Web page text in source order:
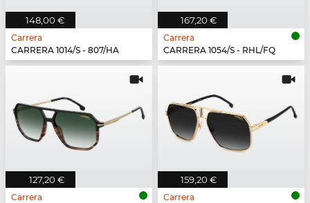
148,00 €
Carrera
CARRERA 1014/S - 807/HA
167,20 €
Carrera
CARRERA 1054/S - RHL/FQ
127,20 €
Carrera
159,20 €
Carrera